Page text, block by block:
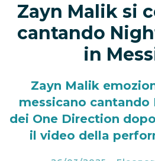
Zayn Malik si
cantando
in
Zayn Malik
messicano cantando
dei One Direction
il video della